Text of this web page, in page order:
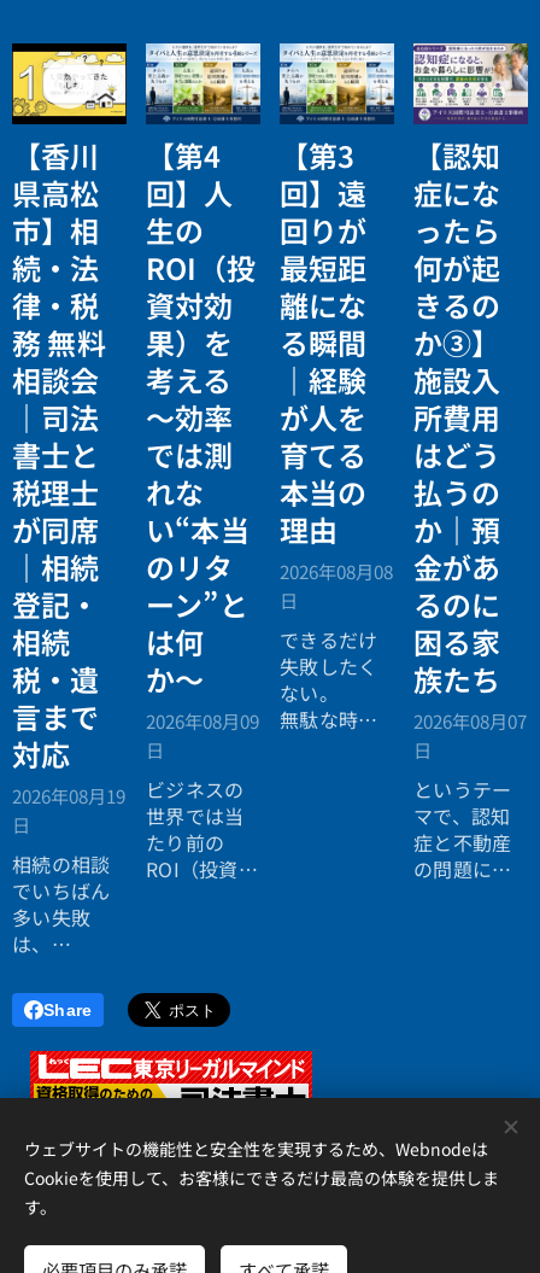
【香川
県高松
市】相
続・法
律・税
務 無料
相談会
｜司法
書士と
税理士
が同席
｜相続
登記・
相続
税・遺
言まで
対応
2026年08月19
日
相続の相談
でいちばん
多い失敗
は、
行ったら登
記の話がで
きず、司法
書士に行っ
たら税金が
い」ことで
す。
【第4
回】人
生の
ROI（投
資対効
果）を
考える
〜効率
では測
れな
い“本当
のリタ
ーン”と
は何
か〜
2026年08月09
日
ビジネスの
世界では当
たり前の
ROI（投資対
広がってい
ます。
【第3
回】遠
回りが
最短距
離にな
る瞬間
｜経験
が人を
育てる
本当の
理由
2026年08月08
日
できるだけ
失敗したく
ない。
無駄な時間
【認知
症にな
ったら
何が起
きるの
か③】
施設入
所費用
はどう
払うの
か｜預
金があ
るのに
困る家
族たち
2026年08月07
日
というテー
マで、認知
症と不動産
の問題につ
Share
アイリス国際司法書士・行政書士事務所、 香川県高松市錦町２丁
目１３番７号 松岡ビル２Ｆ 、087-873-2653
ウェブサイトの機能性と安全性を実現するため、Webnodeは
Cookieを使用して、お客様にできるだけ最高の体験を提供しま
す。